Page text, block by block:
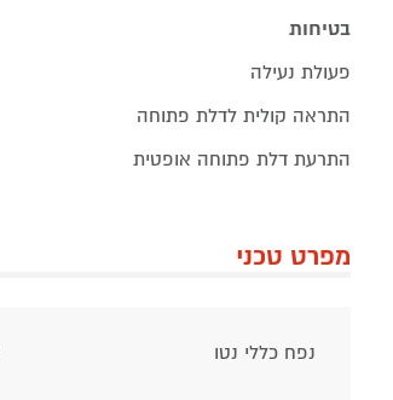
בטיחות
פעולת נעילה
התראה קולית לדלת פתוחה
התרעת דלת פתוחה אופטית
מפרט טכני
נפח כללי נטו